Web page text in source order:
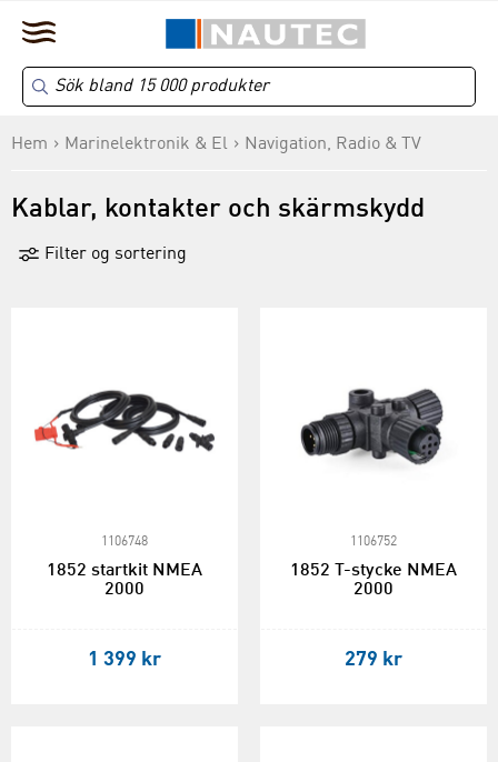
Hem Marinelektronik & El Navigation, Radio & TV
Kablar, kontakter och skärmskydd
Filter og sortering
1106748
1852 startkit NMEA
2000
1 399 kr
1106752
1852 T-stycke NMEA
2000
279 kr